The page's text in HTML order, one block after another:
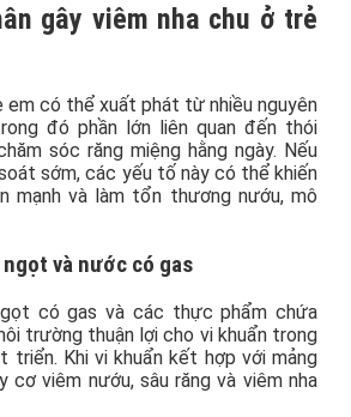
gây viêm nha chu ở trẻ
em có thể xuất phát từ nhiều nguyên
đó phần lớn liên quan đến thói
sóc răng miệng hằng ngày. Nếu
sớm, các yếu tố này có thể khiến
mạnh và làm tổn thương nướu, mô
và nước có gas
có gas và các thực phẩm chứa
trường thuận lợi cho vi khuẩn trong
triển. Khi vi khuẩn kết hợp với mảng
cơ viêm nướu, sâu răng và viêm nha